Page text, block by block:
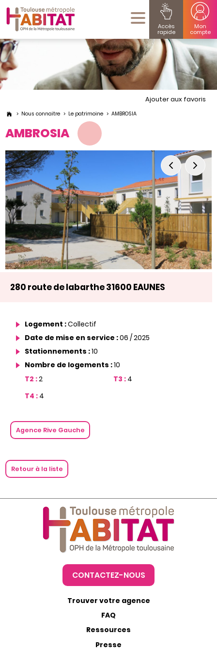
Accès
rapide
Mon
compte
Nous connaitre Le patrimoine AMBROSIA
Ajouter aux favoris
AMBROSIA
280 route de labarthe 31600 EAUNES
Logement :Collectif
Date de mise en service :06 / 2025
Stationnements :10
Nombre de logements :10
T2 :2 T3 : 4
T4 : 4
Agence Rive Gauche
Retour à la liste
CONTACTEZ-NOUS
Trouver votre agence
FAQ
Ressources
Presse